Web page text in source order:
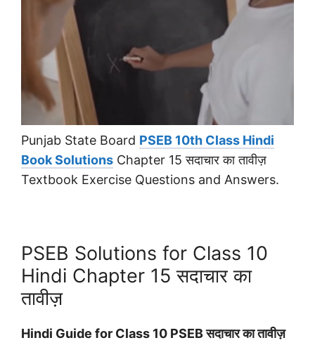
Punjab State Board PSEB 10th Class Hindi
Book Solutions Chapter 15 सदाचार का तावीज़
Textbook Exercise Questions and Answers.
PSEB Solutions for Class 10
Hindi Chapter 15 सदाचार का
तावीज़
Hindi Guide for Class 10 PSEB सदाचार का तावीज़